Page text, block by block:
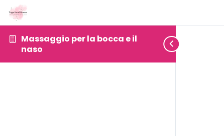
Massaggio per la bocca e il
naso